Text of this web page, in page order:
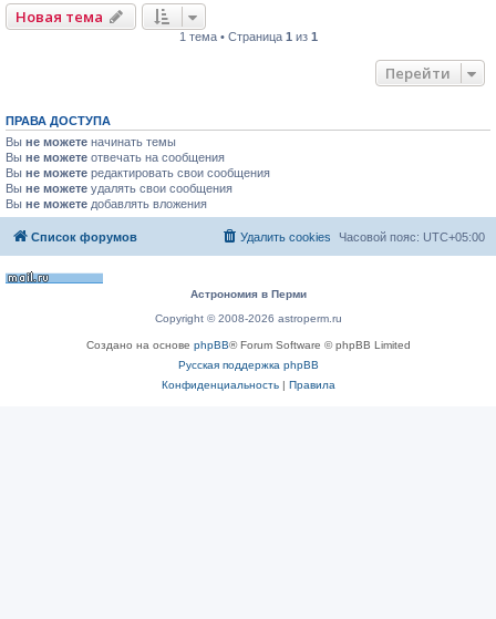
Новая тема
1 тема • Страница 1 из 1
Перейти
ПРАВА ДОСТУПА
Вы не можете начинать темы
Вы не можете отвечать на сообщения
Вы не можете редактировать свои сообщения
Вы не можете удалять свои сообщения
Вы не можете добавлять вложения
Список форумов Часовой пояс: UTC+05:00
Удалить cookies
Астрономия в Перми
Copyright © 2008-2026 astroperm.ru
Создано на основе phpBB® Forum Software © phpBB Limited
Русская поддержка phpBB
Конфиденциальность| Правила